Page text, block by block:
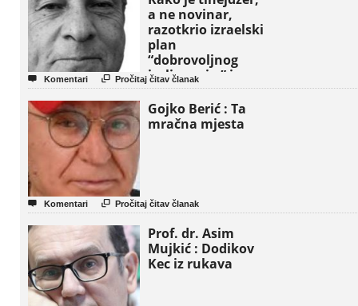
a ne novinar,
razotkrio izraelski
plan
“dobrovoljnog
iseljavanja ” iz
Gaze
 Komentari  Pročitaj čitav članak
Gojko Berić : Ta
mračna mjesta
 Komentari  Pročitaj čitav članak
Prof. dr. Asim
Mujkić : Dodikov
Kec iz rukava